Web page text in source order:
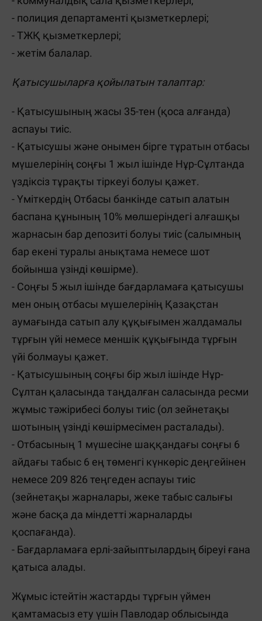
- полиция департаменті қызметкерлері;
- ТЖҚ қызметкерлері;
- жетім балалар.
Қатысушыларға қойылатын талаптар:
- Қатысушының жасы 35-тен (қоса алғанда)
аспауы тиіс.
- Қатысушы және онымен бірге тұратын отбасы
мүшелерінің соңғы 1 жыл ішінде Нұр-Сұлтанда
үздіксіз тұрақты тіркеуі болуы қажет.
- Үміткердің Отбасы банкінде сатып алатын
баспана құнының 10% мөлшеріндегі алғашқы
жарнасын бар депозиті болуы тиіс (салымның
бар екені туралы анықтама немесе шот
бойынша үзінді көшірме).
- Соңғы 5 жыл ішінде бағдарламаға қатысушы
мен оның отбасы мүшелерінің Қазақстан
аумағында сатып алу құқығымен жалдамалы
тұрғын үйі немесе меншік құқығында тұрғын
үйі болмауы қажет.
- Қатысушының соңғы бір жыл ішінде Нұр-
Сұлтан қаласында таңдалған саласында ресми
жұмыс тәжірибесі болуы тиіс (ол зейнетақы
шотының үзінді көшірмесімен расталады).
- Отбасының 1 мүшесіне шаққандағы соңғы 6
айдағы табыс 6 ең төменгі күнкөріс деңгейінен
немесе 209 826 теңгеден аспауы тиіс
(зейнетақы жарналары, жеке табыс салығы
және басқа да міндетті жарналарды
қоспағанда).
- Бағдарламаға ерлі-зайыптылардың біреуі ғана
қатыса алады.
Жұмыс істейтін жастарды тұрғын үймен
қамтамасыз ету үшін Павлодар облысында